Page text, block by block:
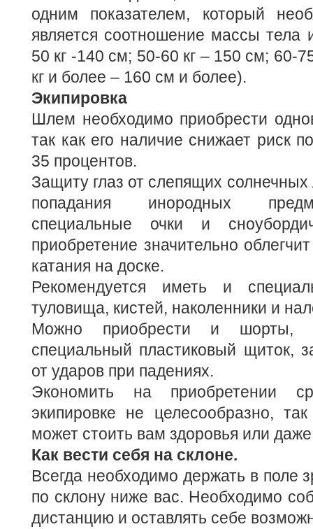
одним показателем, который
является соотношение массы
50 кг -140 см; 50-60 кг – 150 см; 60-
кг и более – 160 см и более).
Экипировка
Шлем необходимо приобрести
так как его наличие снижает риск
35 процентов.
Защиту глаз от слепящих
попадания инородных
специальные очки и
приобретение значительно
катания на доске.
Рекомендуется иметь и
туловища, кистей, наколенники и
Можно приобрести и шорты,
специальный пластиковый щиток,
от ударов при падениях.
Экономить на приобретении
экипировке не целесообразно,
может стоить вам здоровья или
Как вести себя на склоне.
Всегда необходимо держать в поле
по склону ниже вас. Необходимо
дистанцию и оставлять себе